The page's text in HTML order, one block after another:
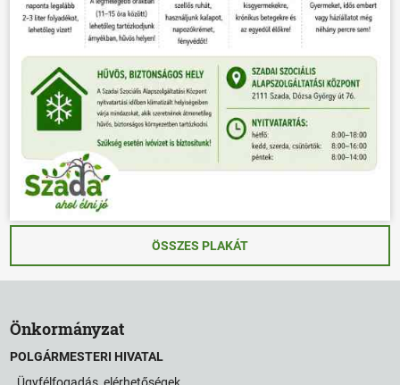
ÖSSZES PLAKÁT
Önkormányzat
POLGÁRMESTERI HIVATAL